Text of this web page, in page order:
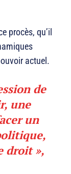
procès, qu’il
actuel.
de
, une
un
droit »,